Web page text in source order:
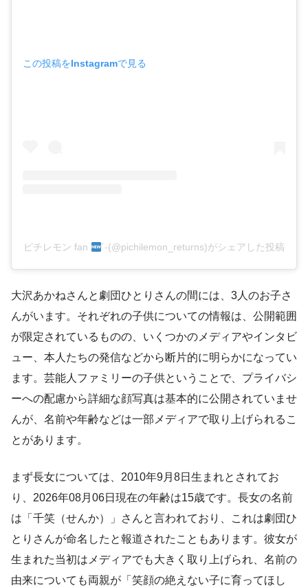
この投稿をInstagramで見る
ピチレモン fan ´-(@pichilemon_returns)がシェアした投稿
大沢あかねさんと劇団ひとりさんの間には、3人のお子さ
んがいます。それぞれの子供についての情報は、公開範囲
が限定されているものの、いくつかのメディアやインタビ
ュー、本人たちの発信などから断片的に明らかになってい
ます。芸能人ファミリーの子供ということで、プライバシ
ーへの配慮から詳細な顔写真は基本的に公開されていませ
んが、名前や年齢などは一部メディアで取り上げられるこ
とがあります。
まず長女については、2010年9月8日生まれとされてお
り、2026年08月06日現在の年齢は15歳です。長女の名前
は「千笑（せんか）」さんと言われており、これは劇団ひ
とりさんが命名したと報道されたこともあります。彼女が
生まれた当初はメディアでも大きく取り上げられ、名前の
由来についても両親が「笑顔の絶えない子に育ってほし